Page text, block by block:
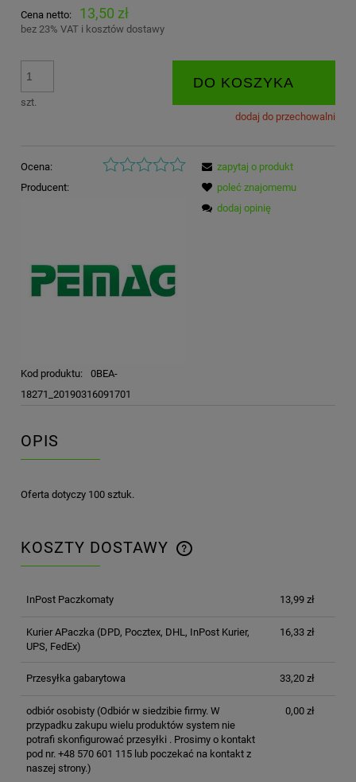
Cena netto: 13,50 zł
bez 23% VAT i kosztów dostawy
szt.
DO KOSZYKA
dodaj do przechowalni
Ocena:
Producent:
Kod produktu:
0BEA-
18271_20190316091701
zapytaj o produkt
poleć znajomemu
dodaj opinię
OPIS
Oferta dotyczy 100 sztuk.
KOSZTY DOSTAWY
CENA NIE ZAWIERA EWENTUALNYCH KOSZTÓW
InPost Paczkomaty 13,99 zł
Kurier APaczka(DPD, Pocztex, DHL, InPost Kurier,
UPS, FedEx)
16,33 zł
Przesyłka gabarytowa 33,20 zł
odbiór osobisty(Odbiór w siedzibie firmy. W
przypadku zakupu wielu produktów system nie
potrafi skonfigurować przesyłki . Prosimy o kontakt
pod nr. +48 570 601 115 lub poczekać na kontakt z
naszej strony.)
0,00 zł